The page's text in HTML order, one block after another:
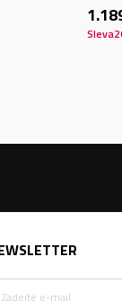
Sleva